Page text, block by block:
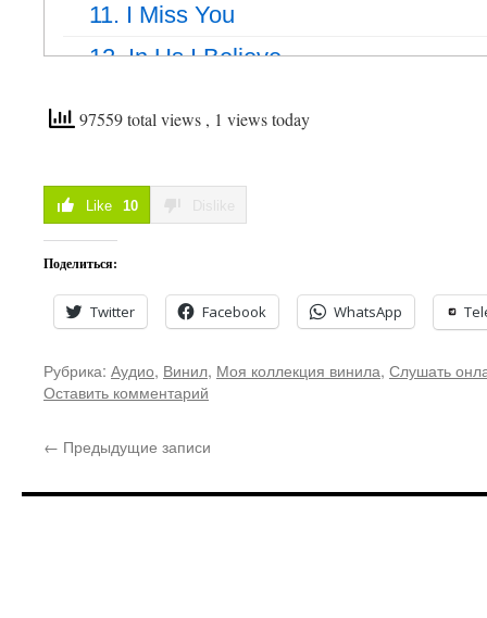
11. I Miss You
12. In Us I Believe
15. Beautiful
16. Tears
97559 total views , 1 views today
Like 10
Поделиться:
Twitter Facebook WhatsApp
Рубрика: Аудио, Винил, Моя коллекция винила, Слушать
Оставить комментарий
← Предыдущие записи